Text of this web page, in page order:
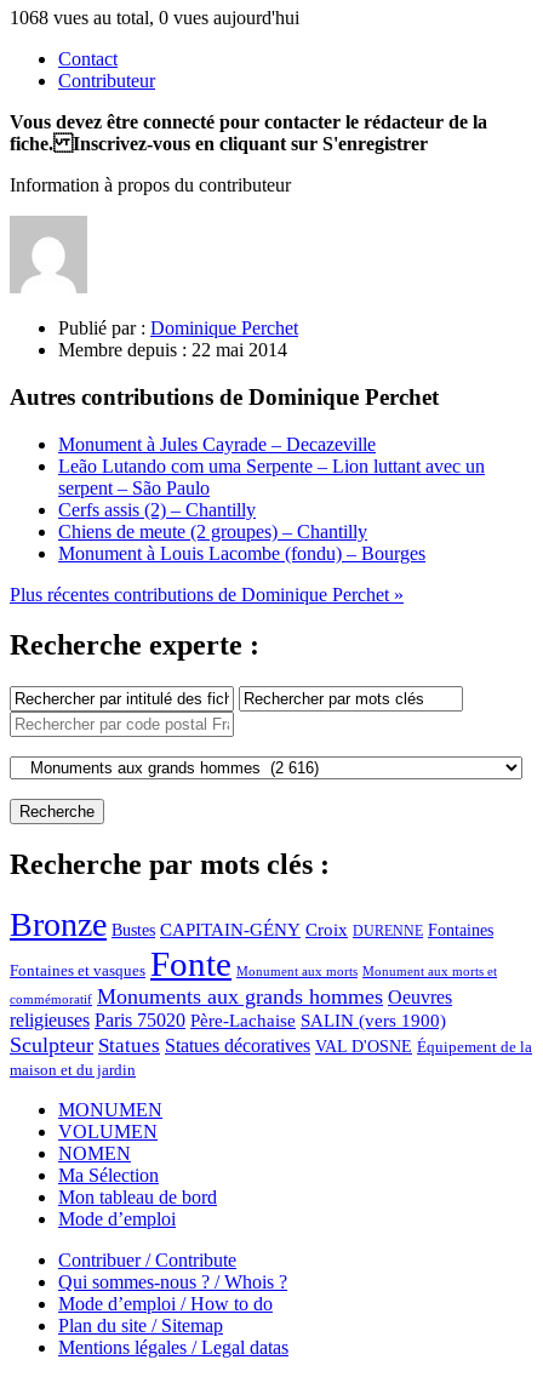
1068 vues au total, 0 vues aujourd'hui
Contact
Contributeur
Vous devez être connecté pour contacter le rédacteur de la
fiche. Inscrivez-vous en cliquant sur S'enregistrer
Information à propos du contributeur
Publié par : Dominique Perchet
Membre depuis : 22 mai 2014
Autres contributions de Dominique Perchet
Monument à Jules Cayrade – Decazeville
Leão Lutando com uma Serpente – Lion luttant avec un
serpent – São Paulo
Cerfs assis (2) – Chantilly
Chiens de meute (2 groupes) – Chantilly
Monument à Louis Lacombe (fondu) – Bourges
Plus récentes contributions de Dominique Perchet »
Recherche experte :
Recherche par mots clés :
Bronze Bustes CAPITAIN-GÉNY Croix DURENNE Fontaines
Fontaines et vasques Fonte Monument aux morts Monument aux morts et
commémoratif Monuments aux grands hommes Oeuvres
religieuses Paris 75020 Père-Lachaise SALIN (vers 1900)
Sculpteur Statues Statues décoratives VAL D'OSNE Équipement de la
maison et du jardin
MONUMEN
VOLUMEN
NOMEN
Ma Sélection
Mon tableau de bord
Mode d’emploi
Contribuer / Contribute
Qui sommes-nous ? / Whois ?
Mode d’emploi / How to do
Plan du site / Sitemap
Mentions légales / Legal datas